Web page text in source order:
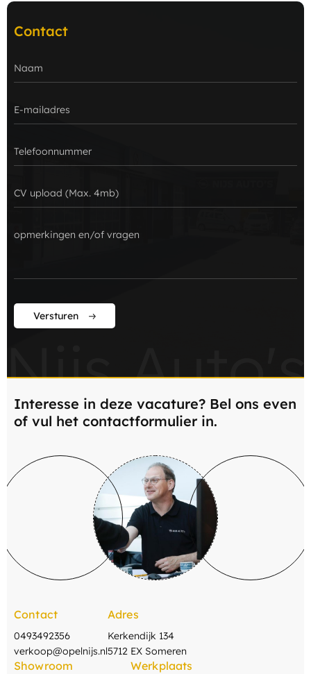
Interesse in deze vacature? Bel ons even
of vul het contactformulier in.
Contact
0493492356
verkoop@opelnijs.nl
Adres
Kerkendijk 134
5712 EX Someren
Showroom Werkplaats
Contact
CV upload (Max. 4mb)
Versturen
Nijs Auto's